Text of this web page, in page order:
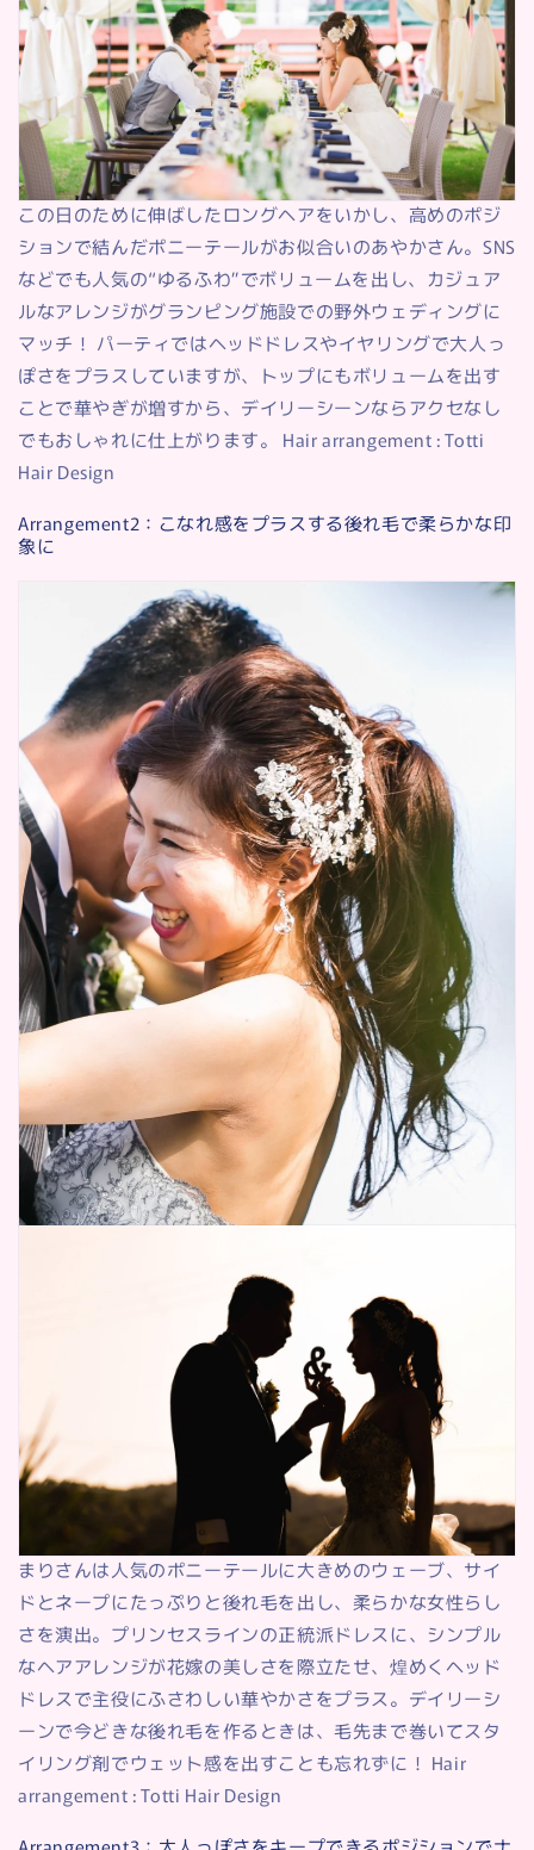
この日のために伸ばしたロングヘアをいかし、高めのポジ
ションで結んだポニーテールがお似合いのあやかさん。SNS
などでも人気の“ゆるふわ”でボリュームを出し、カジュア
ルなアレンジがグランピング施設での野外ウェディングに
マッチ！ パーティではヘッドドレスやイヤリングで大人っ
ぽさをプラスしていますが、トップにもボリュームを出す
ことで華やぎが増すから、デイリーシーンならアクセなし
でもおしゃれに仕上がります。 Hair arrangement : Totti
Hair Design
Arrangement2：こなれ感をプラスする後れ毛で柔らかな印
象に
まりさんは人気のポニーテールに大きめのウェーブ、サイ
ドとネープにたっぷりと後れ毛を出し、柔らかな女性らし
さを演出。プリンセスラインの正統派ドレスに、シンプル
なヘアアレンジが花嫁の美しさを際立たせ、煌めくヘッド
ドレスで主役にふさわしい華やかさをプラス。デイリーシ
ーンで今どきな後れ毛を作るときは、毛先まで巻いてスタ
イリング剤でウェット感を出すことも忘れずに！ Hair
arrangement : Totti Hair Design